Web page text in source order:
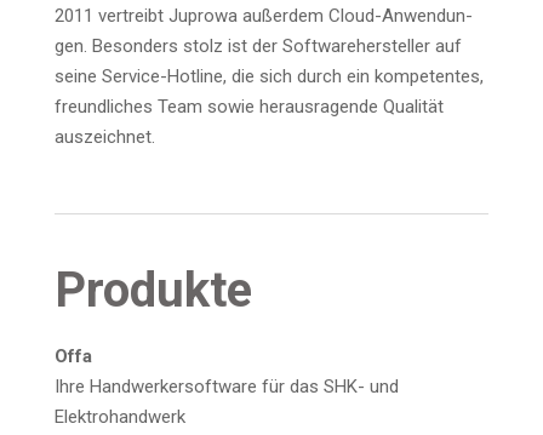
2011 ver­treibt Jupro­wa außer­dem Cloud-Anwen­dun­
gen. Beson­ders stolz ist der Soft­ware­her­stel­ler auf
sei­ne Ser­vice-Hot­line, die sich durch ein kom­pe­ten­tes,
freund­li­ches Team sowie her­aus­ra­gen­de Qua­li­tät
auszeichnet.
Pro­duk­te
Offa
Ihre Hand­wer­ker­soft­ware für das SHK- und
Elektrohandwerk